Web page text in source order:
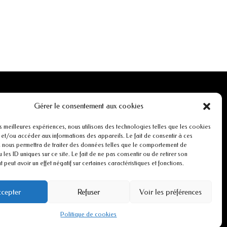
Gérer le consentement aux cookies
meilleures expériences, nous utilisons des technologies telles que les cookies
ou accéder aux informations des appareils. Le fait de consentir à ces
permettra de traiter des données telles que le comportement de
les ID uniques sur ce site. Le fait de ne pas consentir ou de retirer son
peut avoir un effet négatif sur certaines caractéristiques et fonctions.
Refuser Voir les préférences
Politique de cookies
INFORMATIONS
Mentions légales
Conditions générales de ventes
Politiques de cookies